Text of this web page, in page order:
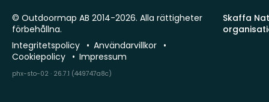
Skaffa
© Outdoormap AB 2014-2026. Alla rättigheter
förbehållna.
Integritetspolicy
Användarvillkor
Cookiepolicy
Impressum
phx-sto-02 · 26.7.1 (449747a8c)